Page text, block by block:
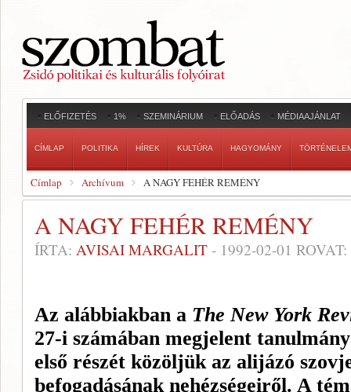
ELŐFIZETÉS 1% SZEMINÁRIUM ELŐADÁS MÉDIAAJÁNLAT
CÍMLAP POLITIKA HÍREK KULTÚRA HAGYOMÁNY
Címlap Archívum A NAGY FEHÉR REMÉNY
A NAGY FEHÉR REMÉNY
ÍRTA: AVISAI MARGALIT - 1992-02-01 ROVAT:
Az alábbiakban a The New York
27-i számában megjelent
első részét közöljük az alijázó
befogadásának nehézségeiről. A